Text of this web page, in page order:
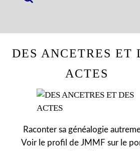
DES ANCETRES ET
ACTES
Raconter sa généalogie
Voir le profil de JMMF sur le